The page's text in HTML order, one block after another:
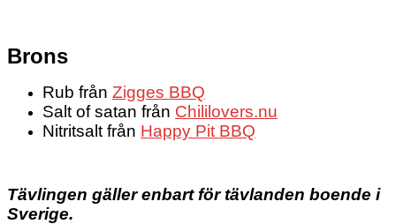
Brons
Rub från Zigges BBQ
Salt of satan från Chililovers.nu
Nitritsalt från Happy Pit BBQ
Tävlingen gäller enbart för tävlanden boende i
Sverige.